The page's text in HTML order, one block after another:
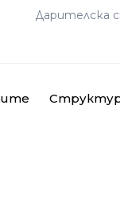
Дарителска